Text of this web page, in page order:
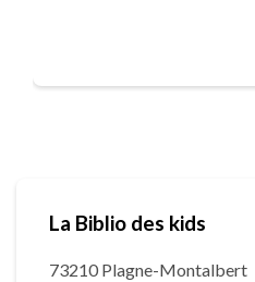
La Biblio des kids
73210 Plagne-Montalbert